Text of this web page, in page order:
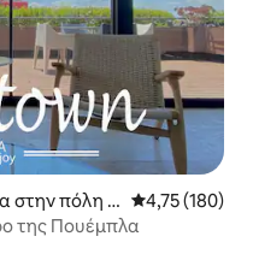
στην πόλη P Μέση
4,75 (180)
της Πουέμπλα